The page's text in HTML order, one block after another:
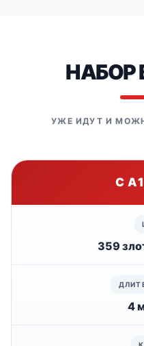
НАБОР
УЖЕ ИДУТ И
С
359
4